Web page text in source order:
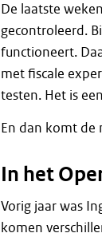
De laatste
gecontroleerd.
functioneert.
met fiscale
testen. Het is
En dan komt de
In het
Vorig jaar was
komen